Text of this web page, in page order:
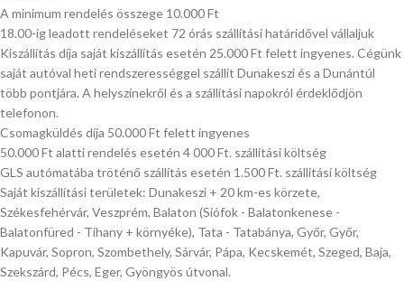
A minimum rendelés összege 10.000 Ft
18.00-ig leadott rendeléseket 72 órás szállítási határidővel vállaljuk
Kiszállítás díja saját kiszállítás esetén 25.000 Ft felett ingyenes. Cégünk
saját autóval heti rendszerességgel szállít Dunakeszi és a Dunántúl
több pontjára. A helyszínekről és a szállítási napokról érdeklődjön
telefonon.
Csomagküldés díja 50.000 Ft felett ingyenes
50.000 Ft alatti rendelés esetén 4 000 Ft. szállítási költség
GLS autómatába tröténő szállítás esetén 1.500 Ft. szállítási költség
Saját kiszállítási területek: Dunakeszi + 20 km-es körzete,
Székesfehérvár, Veszprém, Balaton (Siófok - Balatonkenese -
Balatonfüred - Tihany + környéke), Tata - Tatabánya, Győr, Győr,
Kapuvár, Sopron, Szombethely, Sárvár, Pápa, Kecskemét, Szeged, Baja,
Szekszárd, Pécs, Eger, Gyöngyös útvonal.